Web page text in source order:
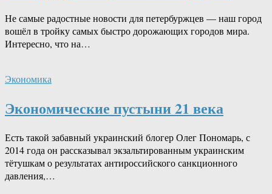
Не самые радостные новости для петербуржцев — наш город
вошёл в тройку самых быстро дорожающих городов мира.
Интересно, что на…
Экономика
Экономические пустыни 21 века
Есть такой забавный украинский блогер Олег Пономарь, с
2014 года он рассказывал экзальтированным украинским
тётушкам о результатах антироссийского санкционного
давления,…